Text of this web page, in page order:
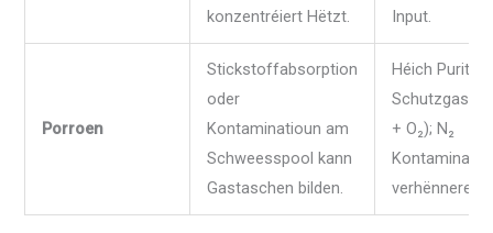
konzentréiert Hëtzt.
Input.
Porroen
Stickstoffabsorption
oder
Kontaminatioun am
Schweesspool kann
Gastaschen bilden.
Héich Puritéit
Schutzgase
+ O₂); N₂
verhënneren.